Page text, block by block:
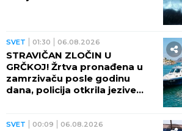
SVET 01:30 06.08.2026
STRAVIČAN ZLOČIN U
GRČKOJ! Žrtva pronađena u
zamrzivaču posle godinu
dana, policija otkrila jezive
SVET 00:09 06.08.2026